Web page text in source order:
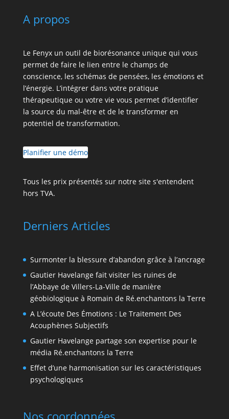
A propos
Le Fenyx un outil de biorésonance unique qui vous
permet de faire le lien entre le champs de
conscience, les schémas de pensées, les émotions et
l’énergie. L’intégrer dans votre pratique
thérapeutique ou votre vie vous permet d’identifier
la source du mal-être et de le transformer en
potentiel de transformation.
Planifier une démo
Tous les prix présentés sur notre site s'entendent
hors TVA.
Derniers Articles
Surmonter la blessure d’abandon grâce à l’ancrage
Gautier Havelange fait visiter les ruines de
l’Abbaye de Villers-La-Ville de manière
géobiologique à Romain de Ré.enchantons la Terre
A L’écoute Des Émotions : Le Traitement Des
Acouphènes Subjectifs
Gautier Havelange partage son expertise pour le
média Ré.enchantons la Terre
Effet d’une harmonisation sur les caractéristiques
psychologiques
Nos coordonnées